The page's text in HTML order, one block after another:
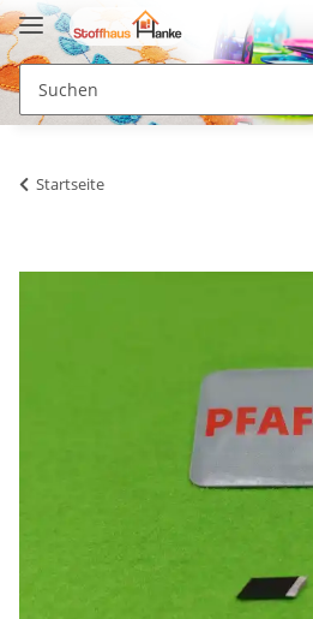
Startseite